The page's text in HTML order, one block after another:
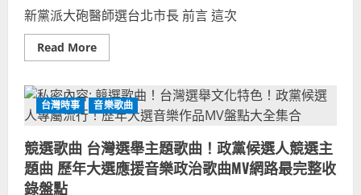
檔、
前
行
政
院
舉
烏
龍
持
續
更
新
新黨派大砲醫師選台北市長 前言 這次
Read MoreRead
more
任
賢
楊
志
新
黨
台
台灣時事 音樂歌曲
競選歌曲 台灣選舉主題歌曲！政黨候選人競選主
題曲 歷年大選應援音樂政治歌曲MV網路最完整收
錄盤點